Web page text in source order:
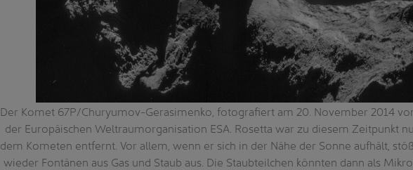
Der Komet 67P/Churyumov-Gerasimenko, fotografiert am 20. November 2014
der Europäischen Weltraumorganisation ESA. Rosetta war zu diesem Zeitpunkt
dem Kometen entfernt. Vor allem, wenn er sich in der Nähe der Sonne aufhält,
wieder Fontänen aus Gas und Staub aus. Die Staubteilchen könnten dann als